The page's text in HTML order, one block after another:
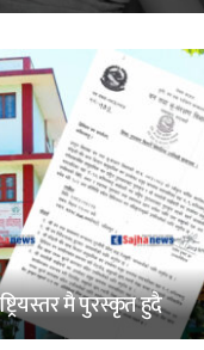
मै पुरस्कृत हुदै